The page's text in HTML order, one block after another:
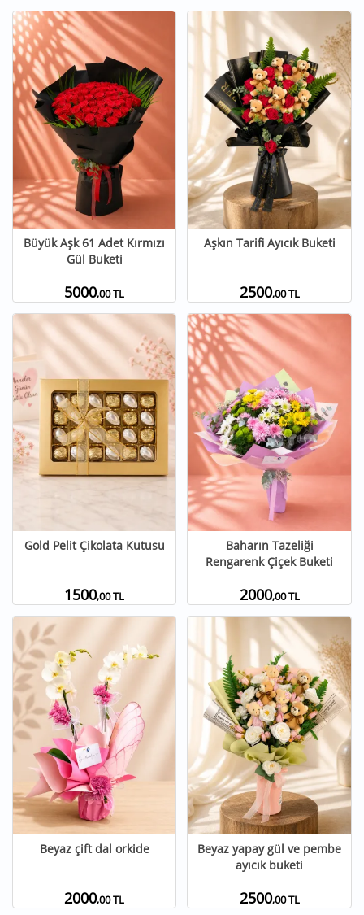
Büyük Aşk 61 Adet Kırmızı
Gül Buketi
5000,00 TL
Aşkın Tarifi Ayıcık Buketi
2500,00 TL
Gold Pelit Çikolata Kutusu
1500,00 TL
Baharın Tazeliği
Rengarenk Çiçek Buketi
2000,00 TL
Beyaz çift dal orkide
2000,00 TL
Beyaz yapay gül ve pembe
ayıcık buketi
2500,00 TL